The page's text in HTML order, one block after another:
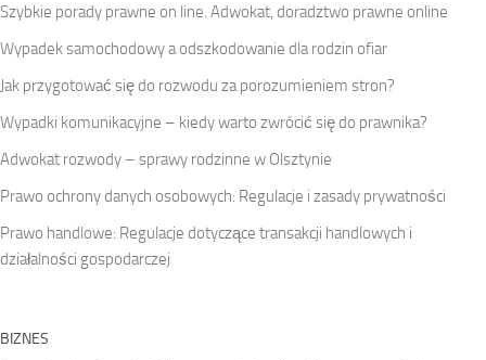
Szybkie porady prawne on line. Adwokat, doradztwo prawne online
Wypadek samochodowy a odszkodowanie dla rodzin ofiar
Jak przygotować się do rozwodu za porozumieniem stron?
Wypadki komunikacyjne – kiedy warto zwrócić się do prawnika?
Adwokat rozwody – sprawy rodzinne w Olsztynie
Prawo ochrony danych osobowych: Regulacje i zasady prywatności
Prawo handlowe: Regulacje dotyczące transakcji handlowych i
działalności gospodarczej
BIZNES